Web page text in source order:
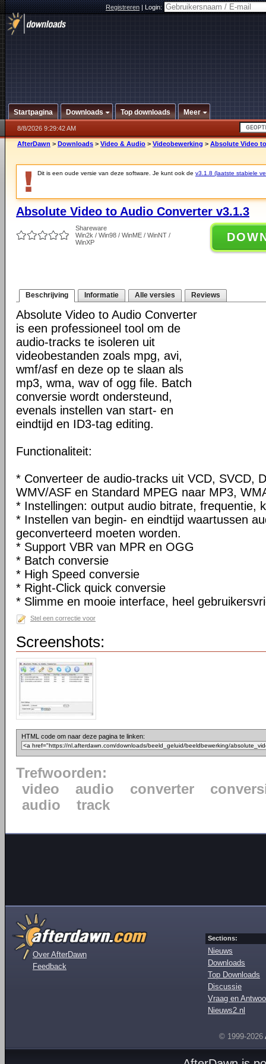
Registreren|Login:
Startpagina Downloads Top downloads Meer
8/8/2026 9:29:42 AM
AfterDawn > Downloads > Video & Audio > Videobewerking > Absolute Video
Dit is een oude versie van deze software. Je kunt ook de v3.1.8 (laatste stabiele
Absolute Video to Audio Converter v3.1.3
Shareware
Win2k / Win98 / WinME / WinNT /
WinXP
Beschrijving Informatie Alle versies Reviews
Absolute Video to Audio Converter
is een professioneel tool om de
audio-tracks te isoleren uit
videobestanden zoals mpg, avi,
wmf/asf en deze op te slaan als
mp3, wma, wav of ogg file. Batch
conversie wordt ondersteund,
evenals instellen van start- en
eindtijd en ID3-tag editing.
Functionaliteit:
* Converteer de audio-tracks uit VCD, SVCD,
WMV/ASF en Standard MPEG naar MP3,
* Instellingen: output audio bitrate, frequentie,
* Instellen van begin- en eindtijd waartussen
geconverteerd moeten worden.
* Support VBR van MPR en OGG
* Batch conversie
* High Speed conversie
* Right-Click quick conversie
* Slimme en mooie interface, heel
Stel een correctie voor
Screenshots:
HTML code om naar deze pagina te linken:
Trefwoorden:
video
audio converter
audio
track
Over AfterDawn
Feedback
Sections:
Nieuws
Downloads
Top Downloads
Discussie
Vraag en
Nieuws2.nl
© 1999-2026